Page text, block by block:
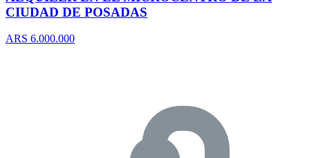
CIUDAD DE POSADAS
ARS 6.000.000